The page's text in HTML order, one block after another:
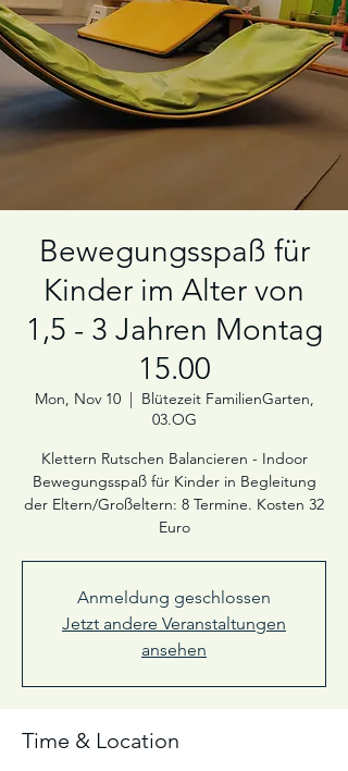
Bewegungsspaß für
Kinder im Alter von
1,5 - 3 Jahren Montag
15.00
Mon, Nov 10
  |
Blütezeit FamilienGarten,
03.OG
Klettern Rutschen Balancieren - Indoor
Bewegungsspaß für Kinder in Begleitung
der Eltern/Großeltern: 8 Termine. Kosten 32
Euro
Anmeldung geschlossen
Jetzt andere Veranstaltungen
ansehen
Time & Location